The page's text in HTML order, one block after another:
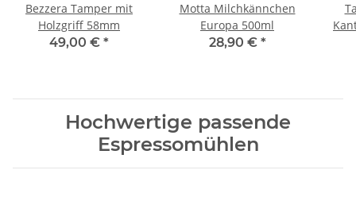
Bezzera Tamper mit
Holzgriff 58mm
49,00 € *
Motta Milchkännchen
Europa 500ml
28,90 € *
Hochwertige passende
Espressomühlen